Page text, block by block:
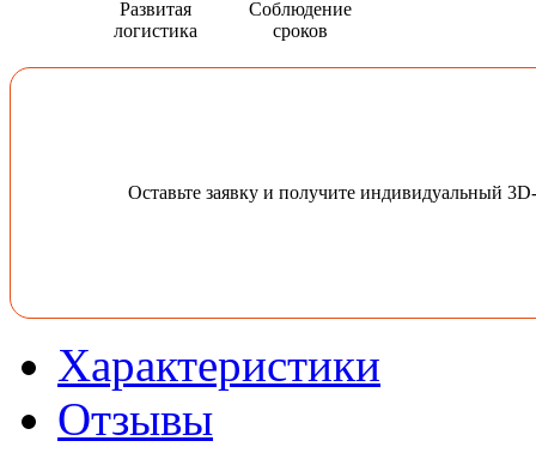
Развитая
логистика
Соблюдение
сроков
Оставьте заявку и получите индивидуальный
Характеристики
Отзывы